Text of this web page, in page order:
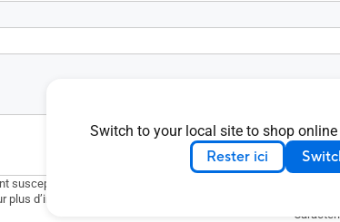
Switch to your local site to shop
Rester ici
de varier en fonction du modèle. Les
d’informations, veuillez consulter l’onglet «
Les
visuels